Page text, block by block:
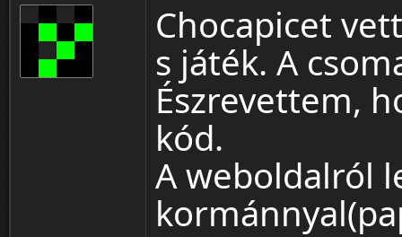
Chocapicet
s játék. A
Észrevettem,
kód.
A weboldalról